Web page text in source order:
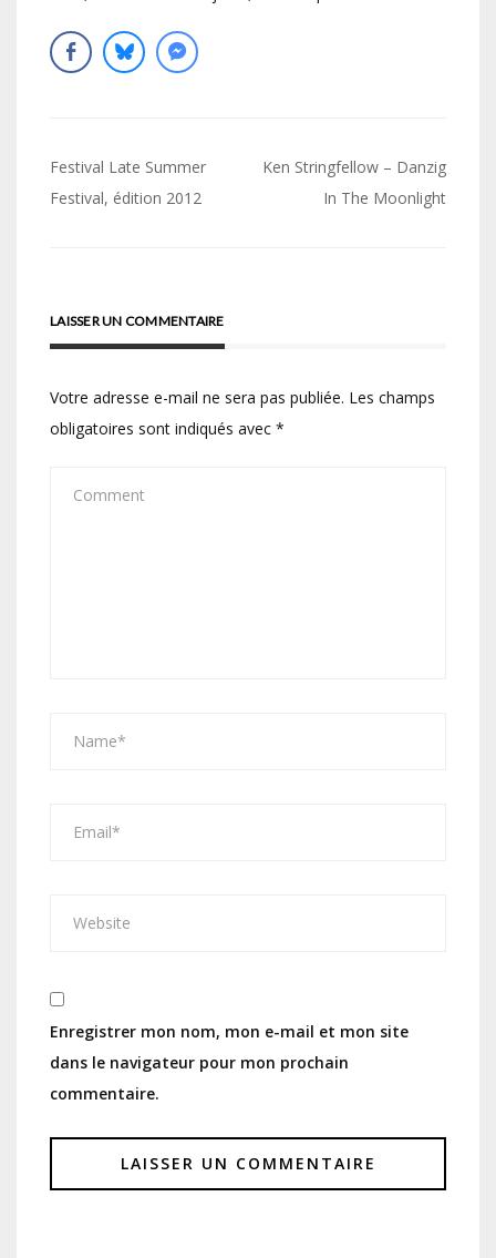
Navigation
de
Festival Late Summer
Festival, édition 2012
Ken Stringfellow – Danzig
In The Moonlight
LAISSER UN COMMENTAIRE
Votre adresse e-mail ne sera pas publiée. Les champs
obligatoires sont indiqués avec *
Enregistrer mon nom, mon e-mail et mon site
dans le navigateur pour mon prochain
commentaire.